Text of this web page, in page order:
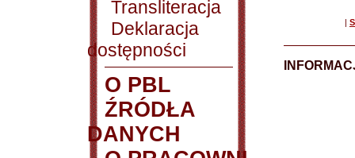
Transliteracja
Deklaracja
dostępności
O PBL
ŹRÓDŁA
DANYCH
|